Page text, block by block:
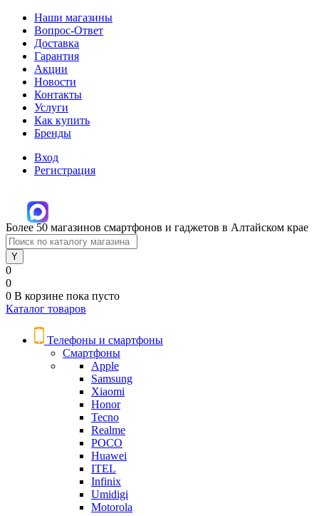
Наши магазины
Вопрос-Ответ
Доставка
Гарантия
Акции
Новости
Контакты
Услуги
Как купить
Бренды
Вход
Регистрация
Более 50 магазинов смартфонов и гаджетов в Алтайском крае
0
0
0 В корзине пока пусто
Каталог товаров
Телефоны и смартфоны
Смартфоны
Apple
Samsung
Xiaomi
Honor
Tecno
Realme
POCO
Huawei
ITEL
Infinix
Umidigi
Motorola